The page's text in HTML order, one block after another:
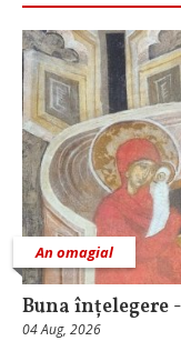
An omagial
Buna
04 Aug, 2026